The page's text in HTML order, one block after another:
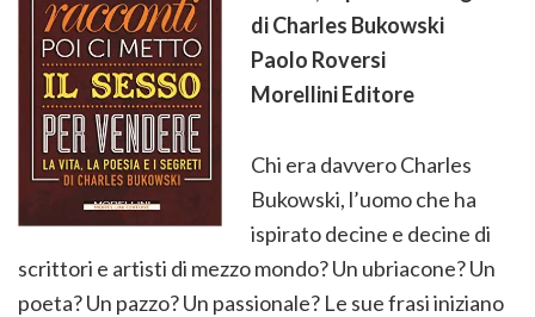
di Charles Bukowski
Paolo Roversi
Morellini Editore
Chi era davvero Charles
Bukowski, l’uomo che ha
ispirato decine e decine di
scrittori e artisti di mezzo mondo? Un ubriacone? Un
poeta? Un pazzo? Un passionale? Le sue frasi iniziano